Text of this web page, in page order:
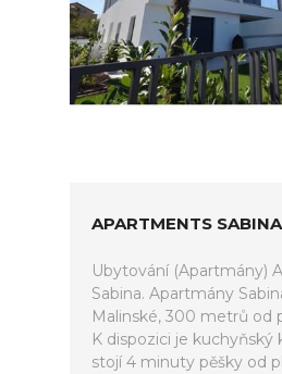
APARTMENTS SABINA
Ubytování (Apartmány)
Sabina. Apartmány
Malinské, 300 metrů od
K dispozici je kuchyňský
stojí 4 minuty pěšky od